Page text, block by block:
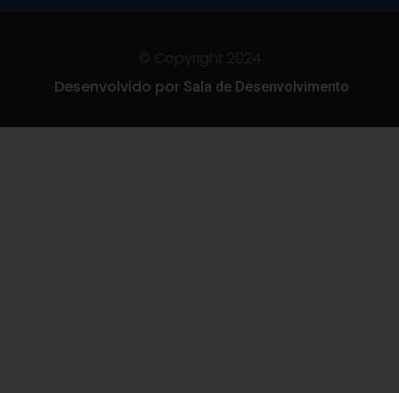
© Copyright 2024
Desenvolvido por Sala de Desenvolvimento